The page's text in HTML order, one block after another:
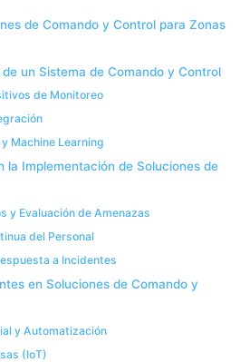
de Comando y Control para Zonas
un Sistema de Comando y Control
de Monitoreo
Machine Learning
la Implementación de Soluciones de
y Evaluación de Amenazas
del Personal
a Incidentes
en Soluciones de Comando y
y Automatización
(IoT)